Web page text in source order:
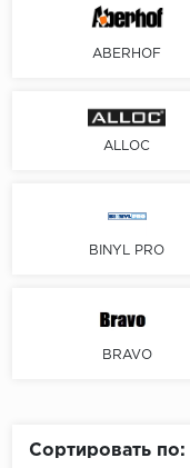
ABERHOF
ALLOC
BINYL PRO
BRAVO
Сортировать по: